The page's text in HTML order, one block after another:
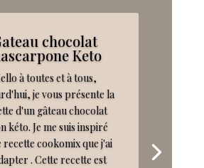
chocolat
Keto
à toutes et à tous,
je vous présente la
d'un gâteau chocolat
kéto. Je me suis inspiré
recette cookomix que j'ai
. Cette recette est